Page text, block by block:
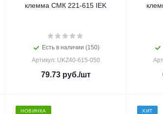
клемма СМК 221-615 IEK
Есть в наличии (150)
Артикул: UKZ40-615-050
79.73руб./шт
НОВИНКА ХИТ